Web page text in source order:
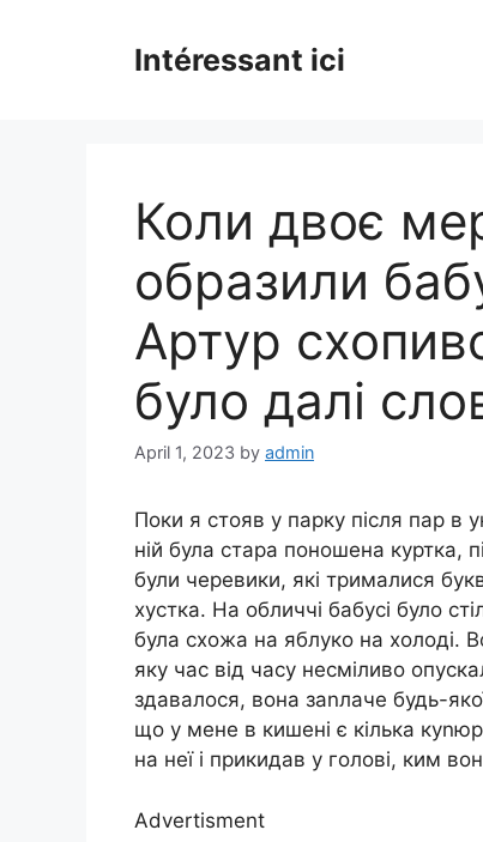
Intéressant ici
Коли двоє
образили
Артур
було далі
April 1, 2023 by admin
Поки я стояв у парку після пар в
ній була стара поношена куртка,
були черевики, які трималися
хустка. На обличчі бабусі було
була схожа на яблуко на холоді.
яку час від часу несміливо
здавалося, вона заnлаче будь-
що у мене в кишені є кілька
на неї і прикидав у голові, ким
Advertisment